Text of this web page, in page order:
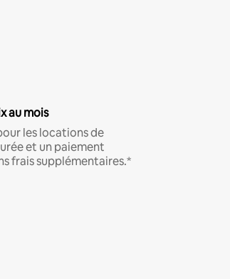
au mois
les locations de
et un paiement
frais supplémentaires.*